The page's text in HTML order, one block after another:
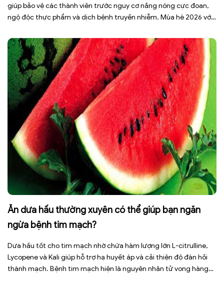
giúp bảo vệ các thành viên trước nguy cơ nắng nóng cực đoan,
ngộ độc thực phẩm và dịch bệnh truyền nhiễm. Mùa hè 2026 với
sức […]
Ăn dưa hấu thường xuyên có thể giúp bạn ngăn
ngừa bệnh tim mạch?
Dưa hấu tốt cho tim mạch nhờ chứa hàm lượng lớn L-citrulline,
Lycopene và Kali giúp hỗ trợ hạ huyết áp và cải thiện độ đàn hồi
thành mạch. Bệnh tim mạch hiện là nguyên nhân tử vong hàng